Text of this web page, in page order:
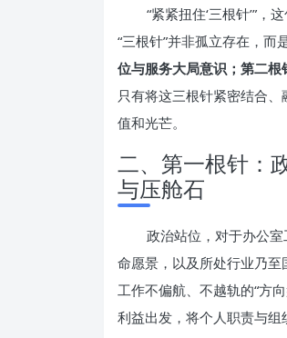
“紧紧扭住‘三根针’”
“三根针”并非孤立存在，而
位与服务大局意识；第二根
只有将这三根针紧密结合
值和光芒。
二、第一根针：
与压舱石
政治站位，对于办公
命愿景，以及所处行业乃
工作不偏航、不越轨的“方
利益出发，将个人职责与组